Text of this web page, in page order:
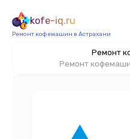
kofe-iq.ru
Ремонт кофемашин в Астрахани
Ремонт
Ремонт